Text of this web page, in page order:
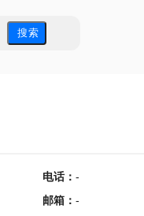
搜 索
电话： -
邮箱 ： -